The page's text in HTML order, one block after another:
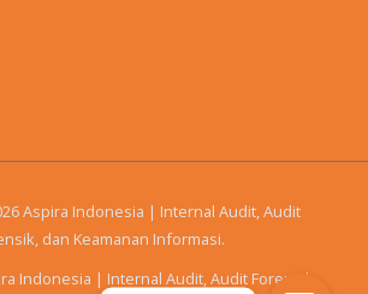
Aspira Indonesia | Internal Audit, Audit
dan Keamanan Informasi.
Indonesia | Internal Audit, Audit Forensik,